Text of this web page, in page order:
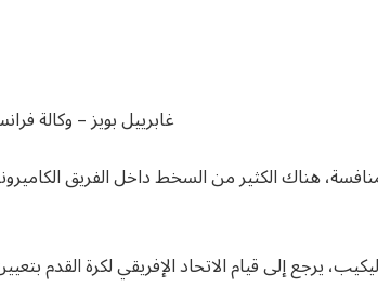
📸 غابرييل بويز –
هناك الكثير من السخط داخل الفريق
يرجع إلى قيام الاتحاد الإفريقي لكرة القدم